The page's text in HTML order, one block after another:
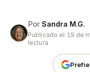
Por Sandra M.G.
Publicado el 19 de
lectura